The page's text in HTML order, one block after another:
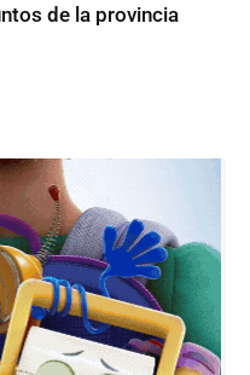
de la provincia